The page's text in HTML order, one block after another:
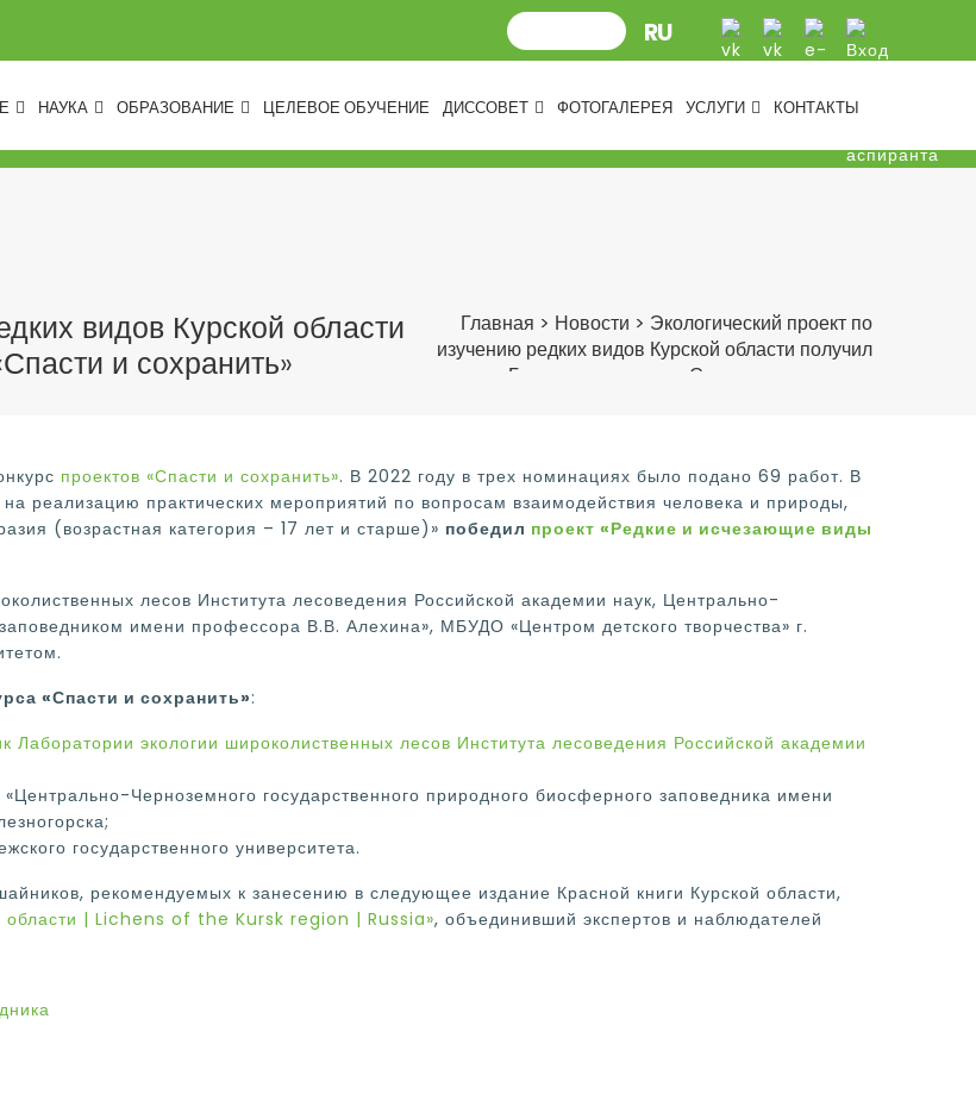
НАУКА ОБРАЗОВАНИЕ ЦЕЛЕВОЕ ОБУЧЕНИЕ ДИССОВЕТ ФОТОГАЛЕРЕЯ УСЛУГИ КОНТАКТЫ
видов Курской области
и сохранить»
Главная > Новости > Экологический проект по
изучению редких видов Курской области получил
диплом Гран-при конкурса «Спасти и сохранить»
проектов «Спасти и сохранить». В 2022 году в трех номинациях было подано 69 работ. В
реализацию практических мероприятий по вопросам взаимодействия человека и природы,
(возрастная категория – 17 лет и старше)» победил проект «Редкие и исчезающие виды
лесов Института лесоведения Российской академии наук, Центрально-
имени профессора В.В. Алехина», МБУДО «Центром детского творчества» г.
«Спасти и сохранить»:
экологии широколиственных лесов Института лесоведения Российской академии
Черноземного государственного природного биосферного заповедника имени
государственного университета.
рекомендуемых к занесению в следующее издание Красной книги Курской области,
области | Lichens of the Kursk region | Russia», объединивший экспертов и наблюдателей